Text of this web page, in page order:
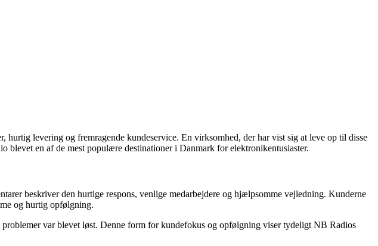
levering og fremragende kundeservice. En virksomhed, der har vist sig at leve op til disse
en af de mest populære destinationer i Danmark for elektronikentusiaster.
beskriver den hurtige respons, venlige medarbejdere og hjælpsomme vejledning. Kunderne
og hurtig opfølgning.
var blevet løst. Denne form for kundefokus og opfølgning viser tydeligt NB Radios